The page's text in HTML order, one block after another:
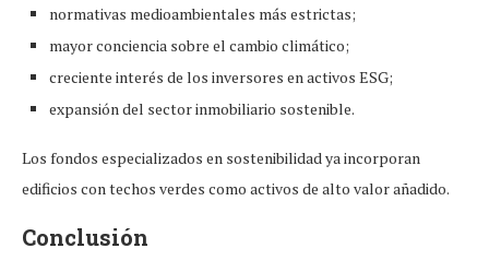
normativas medioambientales más estrictas;
mayor conciencia sobre el cambio climático;
creciente interés de los inversores en activos ESG;
expansión del sector inmobiliario sostenible.
Los fondos especializados en sostenibilidad ya incorporan
edificios con techos verdes como activos de alto valor añadido.
Conclusión